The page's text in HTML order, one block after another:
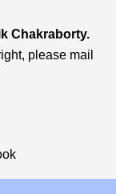
Chakraborty.
please mail